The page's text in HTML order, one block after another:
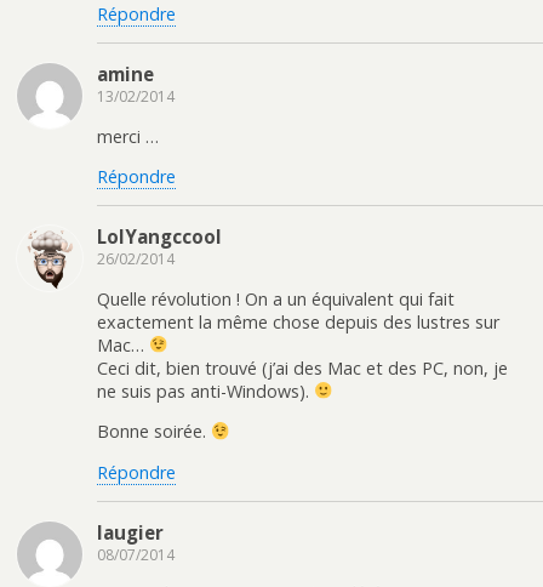
Répondre
amine
13/02/2014
merci …
Répondre
LolYangccool
26/02/2014
Quelle révolution ! On a un équivalent qui fait
exactement la même chose depuis des lustres sur
Mac…
Ceci dit, bien trouvé (j’ai des Mac et des PC, non, je
ne suis pas anti-Windows).
Bonne soirée.
Répondre
laugier
08/07/2014